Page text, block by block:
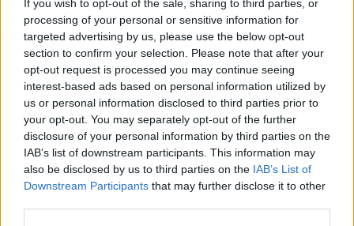
If you wish to opt-out of the sale, sharing to third parties, or
processing of your personal or sensitive information for
targeted advertising by us, please use the below opt-out
section to confirm your selection. Please note that after your
opt-out request is processed you may continue seeing
interest-based ads based on personal information utilized by
us or personal information disclosed to third parties prior to
your opt-out. You may separately opt-out of the further
disclosure of your personal information by third parties on the
IAB’s list of downstream participants. This information may
also be disclosed by us to third parties on the IAB’s List of
Downstream Participants that may further disclose it to other
Epilepsie
Furabid (735)
Antibiotica - urineweginfectie
Mirtazapine (731)
Depressie - antidepressiva overig
Amitriptyline (699)
Depressie - antidepressiva TCA
Efexor (665)
Depressie - antidepressiva overig